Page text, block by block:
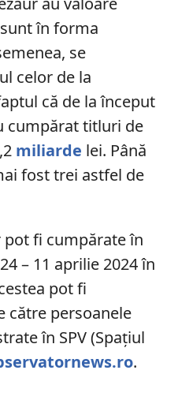
în forma
se
celor de la
că de la început
cumpărat titluri de
miliarde lei. Până
fost trei astfel de
pot fi cumpărate în
– 11 aprilie 2024 în
pot fi
către persoanele
în SPV (Spațiul
.